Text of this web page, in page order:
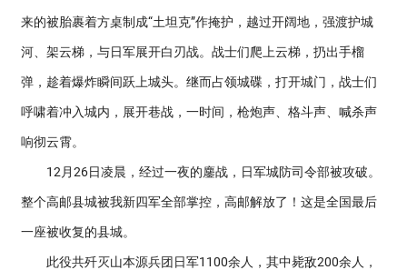
来的被胎裹着方桌制成“土坦克”作掩护，越过开阔地，强渡护城
河、架云梯，与日军展开白刃战。战士们爬上云梯，扔出手榴
弹，趁着爆炸瞬间跃上城头。继而占领城碟，打开城门，战士们
呼啸着冲入城内，展开巷战，一时间，枪炮声、格斗声、喊杀声
响彻云霄。
12月26日凌晨，经过一夜的鏖战，日军城防司令部被攻破。
整个高邮县城被我新四军全部掌控，高邮解放了！这是全国最后
一座被收复的县城。
此役共歼灭山本源兵团日军1100余人，其中毙敌200余人，